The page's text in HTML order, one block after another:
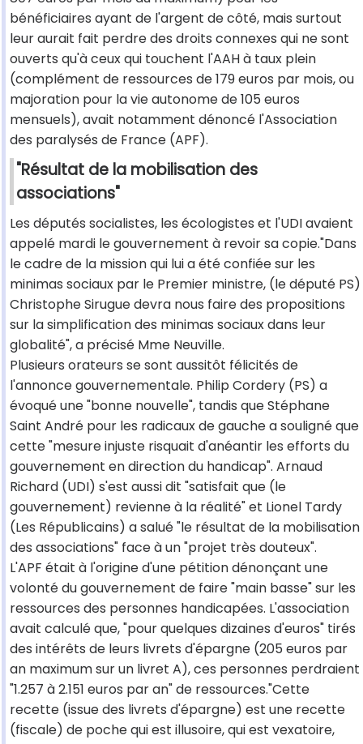
bénéficiaires ayant de l'argent de côté, mais surtout
leur aurait fait perdre des droits connexes qui ne sont
ouverts qu'à ceux qui touchent l'AAH à taux plein
(complément de ressources de 179 euros par mois, ou
majoration pour la vie autonome de 105 euros
mensuels), avait notamment dénoncé l'Association
des paralysés de France (APF).
"Résultat de la mobilisation des
associations"
Les députés socialistes, les écologistes et l'UDI avaient
appelé mardi le gouvernement à revoir sa copie."Dans
le cadre de la mission qui lui a été confiée sur les
minimas sociaux par le Premier ministre, (le député PS)
Christophe Sirugue devra nous faire des propositions
sur la simplification des minimas sociaux dans leur
globalité", a précisé Mme Neuville.
Plusieurs orateurs se sont aussitôt félicités de
l'annonce gouvernementale. Philip Cordery (PS) a
évoqué une "bonne nouvelle", tandis que Stéphane
Saint André pour les radicaux de gauche a souligné que
cette "mesure injuste risquait d'anéantir les efforts du
gouvernement en direction du handicap". Arnaud
Richard (UDI) s'est aussi dit "satisfait que (le
gouvernement) revienne à la réalité" et Lionel Tardy
(Les Républicains) a salué "le résultat de la mobilisation
des associations" face à un "projet très douteux".
L'APF était à l'origine d'une pétition dénonçant une
volonté du gouvernement de faire "main basse" sur les
ressources des personnes handicapées. L'association
avait calculé que, "pour quelques dizaines d'euros" tirés
des intérêts de leurs livrets d'épargne (205 euros par
an maximum sur un livret A), ces personnes perdraient
"1.257 à 2.151 euros par an" de ressources."Cette
recette (issue des livrets d'épargne) est une recette
(fiscale) de poche qui est illusoire, qui est vexatoire,